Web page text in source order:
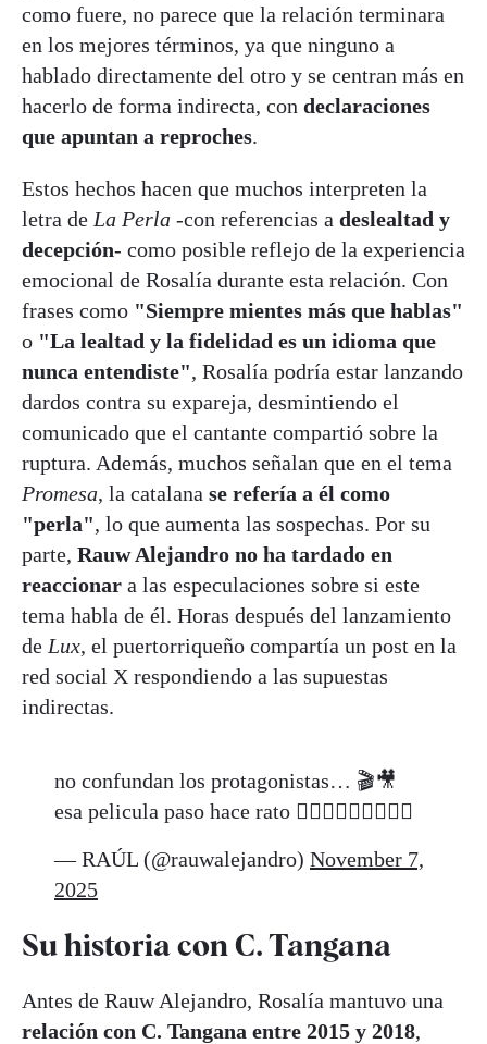
como fuere, no parece que la relación terminara
en los mejores términos, ya que ninguno a
hablado directamente del otro y se centran más en
hacerlo de forma indirecta, con declaraciones
que apuntan a reproches.
Estos hechos hacen que muchos interpreten la
letra de La Perla -con referencias a deslealtad y
decepción- como posible reflejo de la experiencia
emocional de Rosalía durante esta relación. Con
frases como "Siempre mientes más que hablas"
o "La lealtad y la fidelidad es un idioma que
nunca entendiste", Rosalía podría estar lanzando
dardos contra su expareja, desmintiendo el
comunicado que el cantante compartió sobre la
ruptura. Además, muchos señalan que en el tema
Promesa, la catalana se refería a él como
"perla", lo que aumenta las sospechas. Por su
parte, Rauw Alejandro no ha tardado en
reaccionar a las especulaciones sobre si este
tema habla de él. Horas después del lanzamiento
de Lux, el puertorriqueño compartía un post en la
red social X respondiendo a las supuestas
indirectas.
no confundan los protagonistas… 🎬🎥
esa pelicula paso hace rato 🚶🏽‍♂️🚶🏽‍♂️🚶🏽‍♂️
— RAÚL (@rauwalejandro) November 7,
2025
Su historia con C. Tangana
Antes de Rauw Alejandro, Rosalía mantuvo una
relación con C. Tangana entre 2015 y 2018,